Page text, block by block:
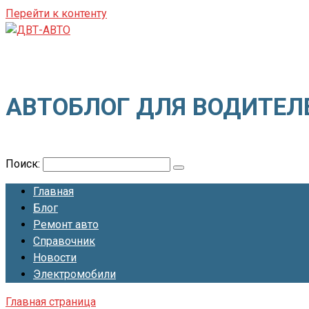
Перейти к контенту
АВТОБЛОГ ДЛЯ
Поиск:
Главная
Блог
Ремонт авто
Справочник
Новости
Электромобили
Главная страница